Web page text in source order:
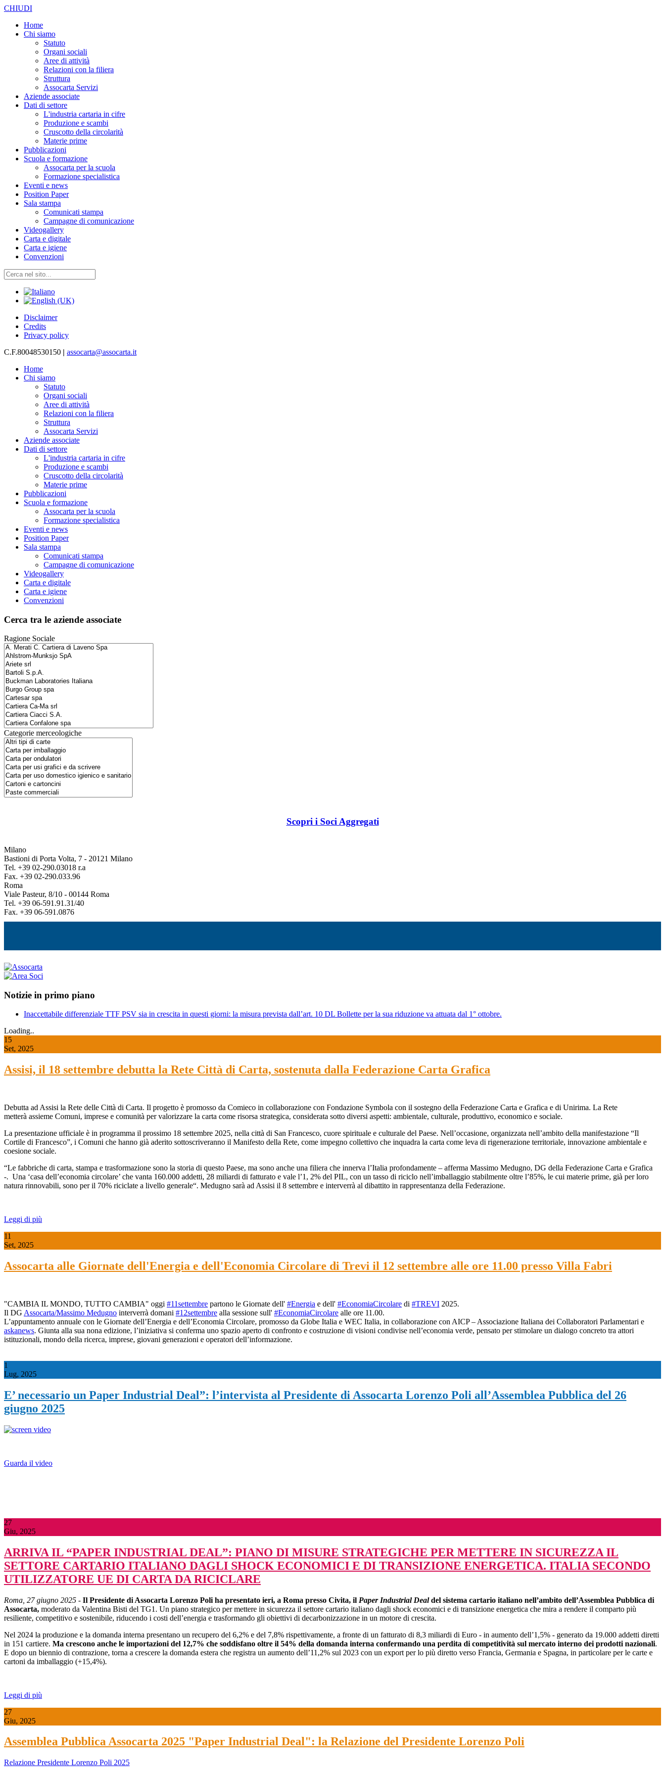
CHIUDI
Home
Chi siamo
Statuto
Organi sociali
Aree di attività
Relazioni con la filiera
Struttura
Assocarta Servizi
Aziende associate
Dati di settore
L'industria cartaria in cifre
Produzione e scambi
Cruscotto della circolarità
Materie prime
Pubblicazioni
Scuola e formazione
Assocarta per la scuola
Formazione specialistica
Eventi e news
Position Paper
Sala stampa
Comunicati stampa
Campagne di comunicazione
Videogallery
Carta e digitale
Carta e igiene
Convenzioni
Disclaimer
Credits
Privacy policy
C.F.80048530150 | assocarta@assocarta.it
Home
Chi siamo
Statuto
Organi sociali
Aree di attività
Relazioni con la filiera
Struttura
Assocarta Servizi
Aziende associate
Dati di settore
L'industria cartaria in cifre
Produzione e scambi
Cruscotto della circolarità
Materie prime
Pubblicazioni
Scuola e formazione
Assocarta per la scuola
Formazione specialistica
Eventi e news
Position Paper
Sala stampa
Comunicati stampa
Campagne di comunicazione
Videogallery
Carta e digitale
Carta e igiene
Convenzioni
Cerca tra le aziende associate
Ragione Sociale
Categorie merceologiche
Scopri i Soci Aggregati
Milano
Bastioni di Porta Volta, 7 - 20121 Milano
Tel. +39 02-290.03018 r.a
Fax. +39 02-290.033.96
Roma
Viale Pasteur, 8/10 - 00144 Roma
Tel. +39 06-591.91.31/40
Fax. +39 06-591.0876
Notizie in primo piano
Inaccettabile differenziale TTF PSV sia in crescita in questi giorni: la misura prevista dall’art. 10 DL Bollette per la sua riduzione va attuata dal 1° ottobre.
Loading..
15
Set, 2025
Assisi, il 18 settembre debutta la Rete Città di Carta, sostenuta dalla Federazione Carta Grafica
Debutta ad Assisi la Rete delle Città di Carta. Il progetto è promosso da Comieco in collaborazione con Fondazione Symbola con il sostegno della Federazione Carta e Grafica e di Unirima. La Rete
metterà assieme Comuni, imprese e comunità per valorizzare la carta come risorsa strategica, considerata sotto diversi aspetti: ambientale, culturale, produttivo, economico e sociale.
La presentazione ufficiale è in programma il prossimo 18 settembre 2025, nella città di San Francesco, cuore spirituale e culturale del Paese. Nell’occasione, organizzata nell’ambito della manifestazione “Il
Cortile di Francesco”, i Comuni che hanno già aderito sottoscriveranno il Manifesto della Rete, come impegno collettivo che inquadra la carta come leva di rigenerazione territoriale, innovazione ambientale e
coesione sociale.
“Le fabbriche di carta, stampa e trasformazione sono la storia di questo Paese, ma sono anche una filiera che innerva l’Italia profondamente – afferma Massimo Medugno, DG della Federazione Carta e Grafica
-. Una ‘casa dell’economia circolare’ che vanta 160.000 addetti, 28 miliardi di fatturato e vale l’1, 2% del PIL, con un tasso di riciclo nell’imballaggio stabilmente oltre l’85%, le cui materie prime, già per loro
natura rinnovabili, sono per il 70% riciclate a livello generale“. Medugno sarà ad Assisi il 8 settembre e interverrà al dibattito in rappresentanza della Federazione.
Leggi di più
11
Set, 2025
Assocarta alle Giornate dell'Energia e dell'Economia Circolare di Trevi il 12 settembre alle ore 11.00 presso Villa Fabri
"CAMBIA IL MONDO, TUTTO CAMBIA" oggi #11settembre partono le Giornate dell' #Energia e dell' #EconomiaCircolare di #TREVI 2025.
Il DG Assocarta/Massimo Medugno interverrà domani #12settembre alla sessione sull' #EconomiaCircolare alle ore 11.00.
L’appuntamento annuale con le Giornate dell’Energia e dell’Economia Circolare, promosso da Globe Italia e WEC Italia, in collaborazione con AICP – Associazione Italiana dei Collaboratori Parlamentari e
askanews. Giunta alla sua nona edizione, l’iniziativa si conferma uno spazio aperto di confronto e costruzione di visioni condivise nell’economia verde, pensato per stimolare un dialogo concreto tra attori
istituzionali, mondo della ricerca, imprese, giovani generazioni e operatori dell’informazione.
1
Lug, 2025
E’ necessario un Paper Industrial Deal”: l’intervista al Presidente di Assocarta Lorenzo Poli all’Assemblea Pubblica del 26
giugno 2025
Guarda il video
27
Giu, 2025
ARRIVA IL “PAPER INDUSTRIAL DEAL”: PIANO DI MISURE STRATEGICHE PER METTERE IN SICUREZZA IL
SETTORE CARTARIO ITALIANO DAGLI SHOCK ECONOMICI E DI TRANSIZIONE ENERGETICA. ITALIA SECONDO
UTILIZZATORE UE DI CARTA DA RICICLARE
Roma, 27 giugno 2025 - Il Presidente di Assocarta Lorenzo Poli ha presentato ieri, a Roma presso Civita, il Paper Industrial Dealdel sistema cartario italiano nell’ambito dell’Assemblea Pubblica di
Assocarta, moderato da Valentina Bisti del TG1. Un piano strategico per mettere in sicurezza il settore cartario italiano dagli shock economici e di transizione energetica che mira a rendere il comparto più
resiliente, competitivo e sostenibile, riducendo i costi dell’energia e trasformando gli obiettivi di decarbonizzazione in un motore di crescita.
Nel 2024 la produzione e la domanda interna presentano un recupero del 6,2% e del 7,8% rispettivamente, a fronte di un fatturato di 8,3 miliardi di Euro - in aumento dell’1,5% - generato da 19.000 addetti diretti
in 151 cartiere. Ma crescono anche le importazioni del 12,7% che soddisfano oltre il 54% della domanda interna confermando una perdita di competitività sul mercato interno dei prodotti nazionali.
E dopo un biennio di contrazione, torna a crescere la domanda estera che registra un aumento dell’11,2% sul 2023 con un export per lo più diretto verso Francia, Germania e Spagna, in particolare per le carte e
cartoni da imballaggio (+15,4%).
Leggi di più
27
Giu, 2025
Assemblea Pubblica Assocarta 2025 "Paper Industrial Deal": la Relazione del Presidente Lorenzo Poli
Relazione Presidente Lorenzo Poli 2025